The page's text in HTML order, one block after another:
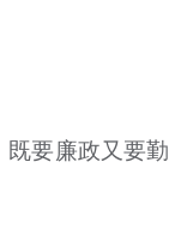
既要廉政又要勤